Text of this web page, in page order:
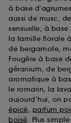
à base
aussi de musc,
sensuelle, à base
la famille florale
de bergamote,
Fougère à base
géranium, de
aromatique à
le romarin, la
aujourd’hui, on
épicé, parfum
boisé. Plus